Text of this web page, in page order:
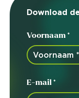
Download
Voornaam *
E-mail *